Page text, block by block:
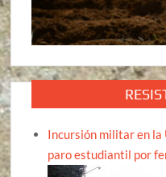
Incursión militar en
paro estudiantil por